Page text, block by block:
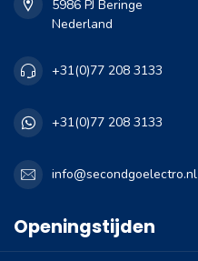
5986 PJ Beringe
Nederland
+31(0)77 208 3133
+31(0)77 208 3133
info@secondgoelectro.nl
Openingstijden